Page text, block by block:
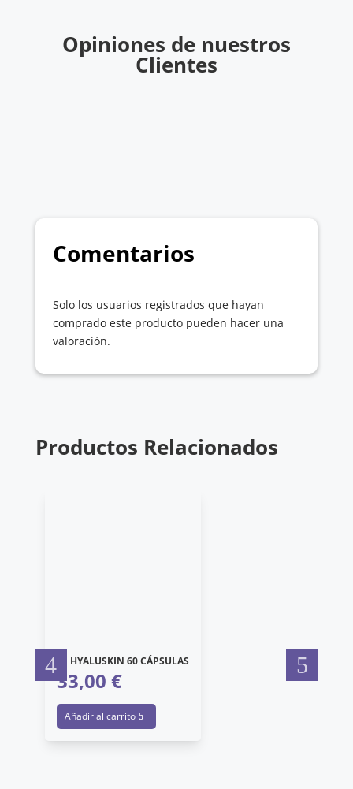
Opiniones de nuestros
Clientes
Comentarios
Solo los usuarios registrados que hayan
comprado este producto pueden hacer una
valoración.
Productos Relacionados
FF HYALUSKIN 60 CÁPSULAS
33,00 €
Añadir al carrito